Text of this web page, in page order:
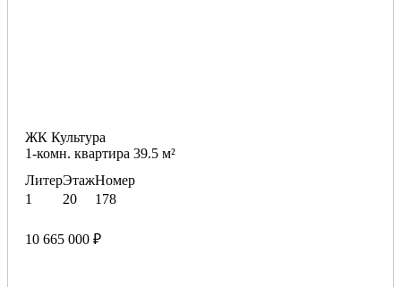
ЖК Культура
1-комн. квартира 39.5 м²
Литер
1
Этаж
20
Номер
178
10 665 000 ₽